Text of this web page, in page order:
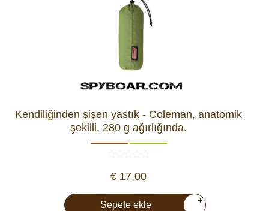
Kendiliğinden şişen yastık - Coleman, anatomik
şekilli, 280 g ağırlığında.
€ 17,00
Sepete ekle +